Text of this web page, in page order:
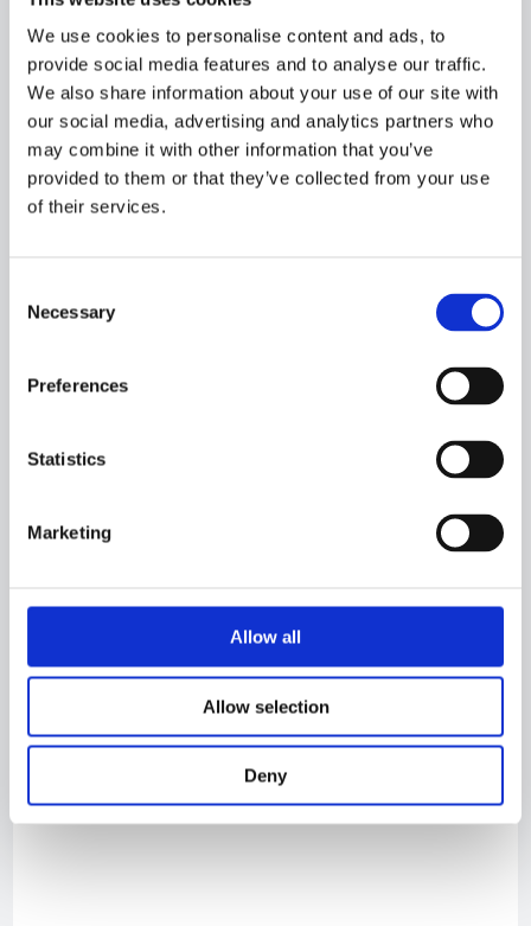
We use cookies to personalise content and ads, to
provide social media features and to analyse our traffic.
We also share information about your use of our site with
our social media, advertising and analytics partners who
may combine it with other information that you’ve
provided to them or that they’ve collected from your use
of their services.
Selection
Necessary
Preferences
Statistics
Marketing
Allow all
Allow selection
Deny
CAPACITIES:
RSW tanks:
2.465m3
Fuel oil:
472 m3
Fresh water:
75 m3
Arnold and Ruburt McMallaaugh
Kilkeel, Nortern Ireland
09.08.2010
Newbuilding 410